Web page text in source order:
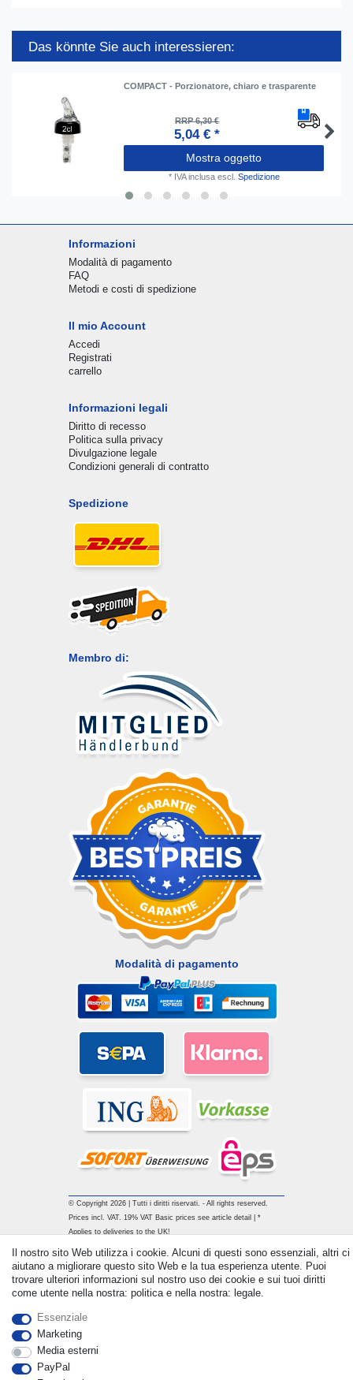
Das könnte Sie auch interessieren:
COMPACT - Porzionatore, chiaro e trasparente
RRP 6,30 €
5,04 € *
Mostra oggetto
* IVA inclusaescl. Spedizione
Informazioni
Modalità di pagamento
FAQ
Metodi e costi di spedizione
Il mio Account
Accedi
Registrati
carrello
Informazioni legali
Diritto di recesso
Politica sulla privacy
Divulgazione legale
Condizioni generali di contratto
Spedizione
Membro di:
Modalità di pagamento
© Copyright 2026 | Tutti i diritti riservati. - All rights reserved.
Prices incl. VAT. 19% VAT Basic prices see article detail | *
Applies to deliveries to the UK!
Il nostro sito Web utilizza i cookie. Alcuni di questi sono essenziali, altri ci
aiutano a migliorare questo sito Web e la tua esperienza utente. Puoi
trovare ulteriori informazioni sul nostro uso dei cookie e sui tuoi diritti
come utente nella nostra: politica e nella nostra: legale.
Essenziale
Marketing
Media esterni
PayPal
Withdraw from contract here Contatto